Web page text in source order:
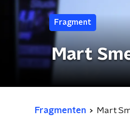
Fragment
Mart
Fragmenten Mart